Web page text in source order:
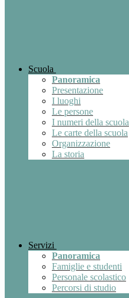
Scuola
Panoramica
Presentazione
I luoghi
Le persone
I numeri della scuola
Le carte della scuola
Organizzazione
La storia
Servizi
Panoramica
Famiglie e studenti
Personale scolastico
Percorsi di studio